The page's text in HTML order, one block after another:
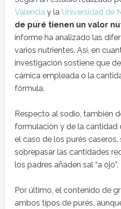
Valenciay la Universidad de
de puré tienen un valor
informe ha analizado las
varios nutrientes. Así, en
investigación sostiene que
cárnica empleada o la
fórmula.
Respecto al sodio, también
formulación y de la cantidad
el caso de los purés
sobrepasar las cantidades
los padres añaden sal “a ojo”.
Por último, el contenido de
ambos tipos de purés,